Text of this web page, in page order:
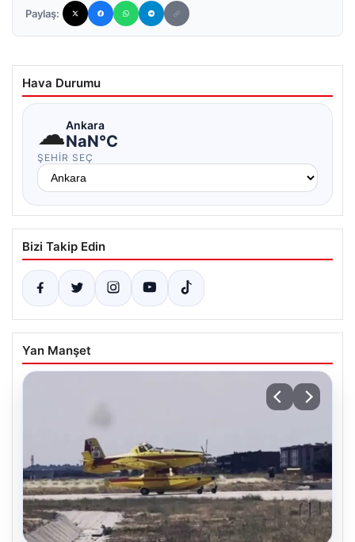
Paylaş:
Hava Durumu
☁Ankara
NaN°C
ŞEHIR SEÇ
Bizi Takip Edin
Yan Manşet